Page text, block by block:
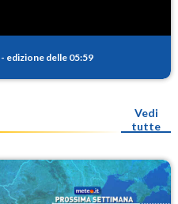
- edizione delle 05:59
Vedi
tutte